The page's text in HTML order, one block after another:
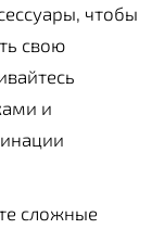
чтобы
свою
и
сложные